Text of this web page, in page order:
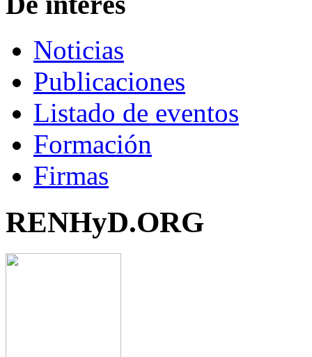
Noticias
Publicaciones
Listado de eventos
Formación
Firmas
RENHyD.ORG